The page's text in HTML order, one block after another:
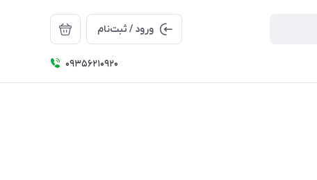
ورود / ثبت‌نام
09356210920